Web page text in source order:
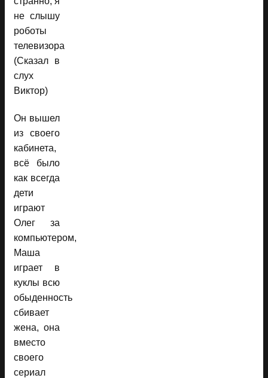
не слышу
роботы
телевизора
(Сказал в
слух
Виктор)
Он вышел
из своего
кабинета,
всё было
как всегда
дети
играют
Олег за
компьютером,
Маша
играет в
куклы всю
обыденность
сбивает
жена, она
вместо
своего
сериал